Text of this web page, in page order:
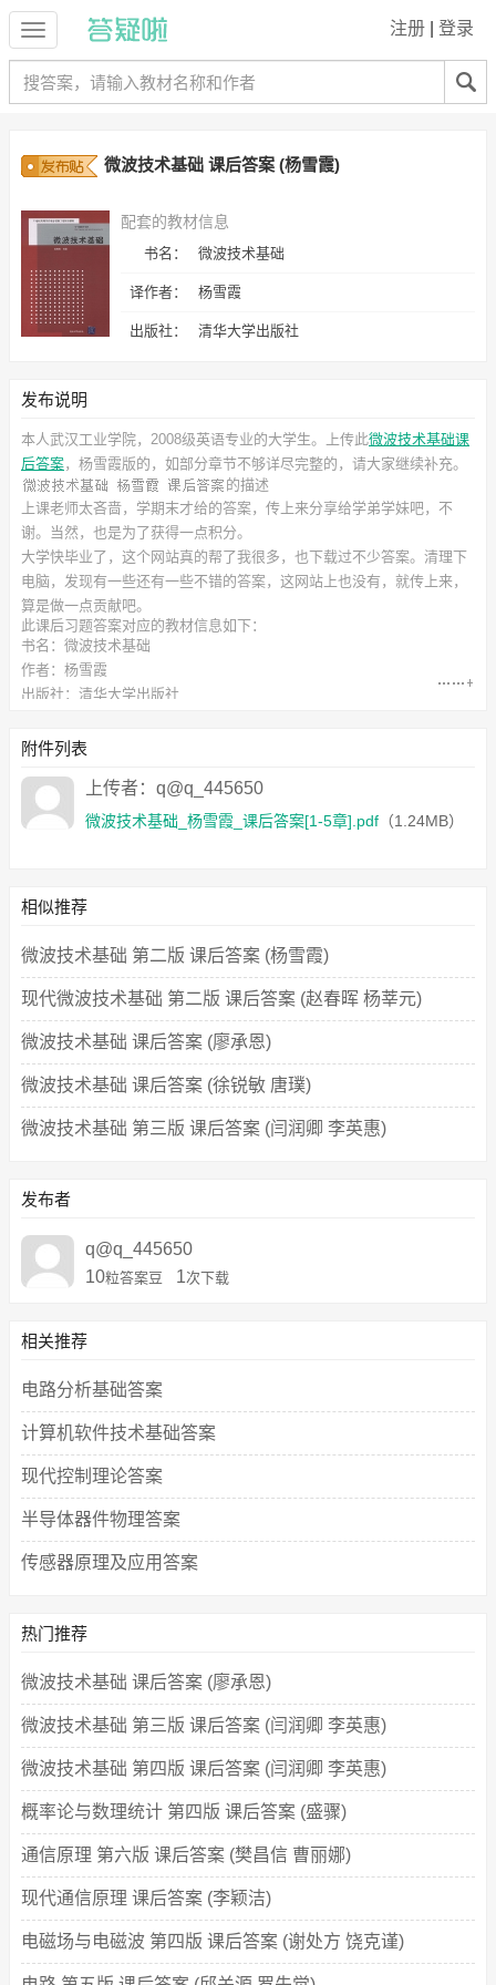
注册 登录
微波技术基础 课后答案 (杨雪霞)
配套的教材信息
书名： 微波技术基础
译作者： 杨雪霞
出版社： 清华大学出版社
发布说明
本人武汉工业学院，2008级英语专业的大学生。上传此微波技术基础课
后答案，杨雪霞版的，如部分章节不够详尽完整的，请大家继续补充。
的描述
上课老师太吝啬，学期末才给的答案，传上来分享给学弟学妹吧，不
谢。当然，也是为了获得一点积分。
大学快毕业了，这个网站真的帮了我很多，也下载过不少答案。清理下
电脑，发现有一些还有一些不错的答案，这网站上也没有，就传上来，
算是做一点贡献吧。
此课后习题答案对应的教材信息如下：
书名：微波技术基础
作者：杨雪霞
出版社：清华大学出版社
附件列表
上传者：q@q_445650
微波技术基础_杨雪霞_课后答案[1-5章].pdf （1.24MB）
相似推荐
微波技术基础 第二版 课后答案 (杨雪霞)
现代微波技术基础 第二版 课后答案 (赵春晖 杨莘元)
微波技术基础 课后答案 (廖承恩)
微波技术基础 课后答案 (徐锐敏 唐璞)
微波技术基础 第三版 课后答案 (闫润卿 李英惠)
发布者
q@q_445650
10粒答案豆 1次下载
相关推荐
电路分析基础答案
计算机软件技术基础答案
现代控制理论答案
半导体器件物理答案
传感器原理及应用答案
热门推荐
微波技术基础 课后答案 (廖承恩)
微波技术基础 第三版 课后答案 (闫润卿 李英惠)
微波技术基础 第四版 课后答案 (闫润卿 李英惠)
概率论与数理统计 第四版 课后答案 (盛骤)
通信原理 第六版 课后答案 (樊昌信 曹丽娜)
现代通信原理 课后答案 (李颖洁)
电磁场与电磁波 第四版 课后答案 (谢处方 饶克谨)